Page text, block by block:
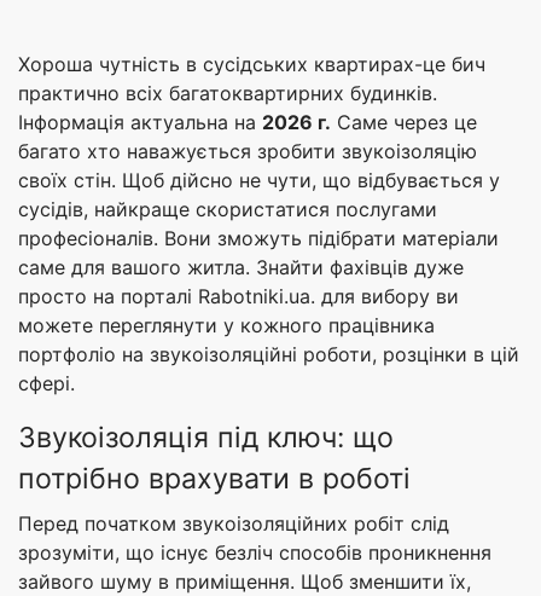
Хороша чутність в сусідських квартирах-це бич
практично всіх багатоквартирних будинків.
Інформація актуальна на 2026 г. Саме через це
багато хто наважується зробити звукоізоляцію
своїх стін. Щоб дійсно не чути, що відбувається у
сусідів, найкраще скористатися послугами
професіоналів. Вони зможуть підібрати матеріали
саме для вашого житла. Знайти фахівців дуже
просто на порталі Rabotniki.ua. для вибору ви
можете переглянути у кожного працівника
портфоліо на звукоізоляційні роботи, розцінки в цій
сфері.
Звукоізоляція під ключ: що
потрібно врахувати в роботі
Перед початком звукоізоляційних робіт слід
зрозуміти, що існує безліч способів проникнення
зайвого шуму в приміщення. Щоб зменшити їх,